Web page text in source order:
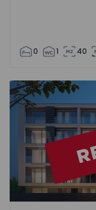
0 1 40
Apartamento T1